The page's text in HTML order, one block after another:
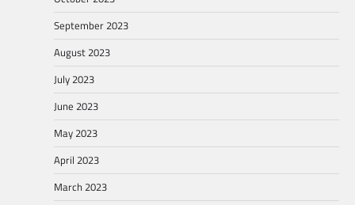
September 2023
August 2023
July 2023
June 2023
May 2023
April 2023
March 2023